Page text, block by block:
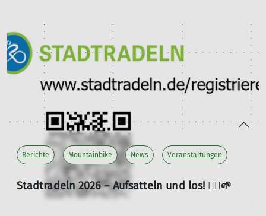
Berichte Mountainbike News Veranstaltungen
Stadtradeln 2026 – Aufsatteln und los! 🚴‍♂️🌱